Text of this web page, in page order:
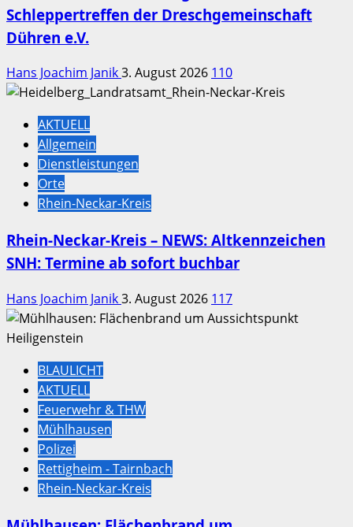
Schleppertreffen der Dreschgemeinschaft
Dühren e.V.
Hans Joachim Janik3. August 2026 110
AKTUELL
Allgemein
Dienstleistungen
Orte
Rhein-Neckar-Kreis
Rhein-Neckar-Kreis – NEWS: Altkennzeichen
SNH: Termine ab sofort buchbar
Hans Joachim Janik3. August 2026 117
BLAULICHT
AKTUELL
Feuerwehr & THW
Mühlhausen
Polizei
Rettigheim - Tairnbach
Rhein-Neckar-Kreis